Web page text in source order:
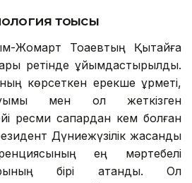
тоғысы
Жомарт Тоқаевтың Қытайға
ретінде ұйымдастырылды.
көрсеткен ерекше құрметі,
мен қол жеткізген
ресми сапардан кем болған
Дүниежүзілік жасанды
ең мәртебелі
бірі атанды. Ол